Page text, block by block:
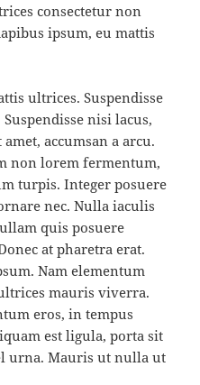
consectetur non
ipsum, eu mattis
ultrices. Suspendisse
nisi lacus,
accumsan a arcu.
non lorem fermentum,
turpis. Integer posuere
nec. Nulla iaculis
quis posuere
at pharetra erat.
Nam elementum
mauris viverra.
eros, in tempus
est ligula, porta sit
urna. Mauris ut nulla ut